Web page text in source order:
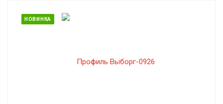
НОВИНКА